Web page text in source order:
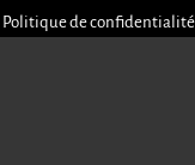
Politique de confidentialité